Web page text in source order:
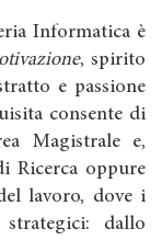
Informatica è
, spirito
e passione
consente di
Magistrale e,
Ricerca oppure
lavoro, dove i
dallo